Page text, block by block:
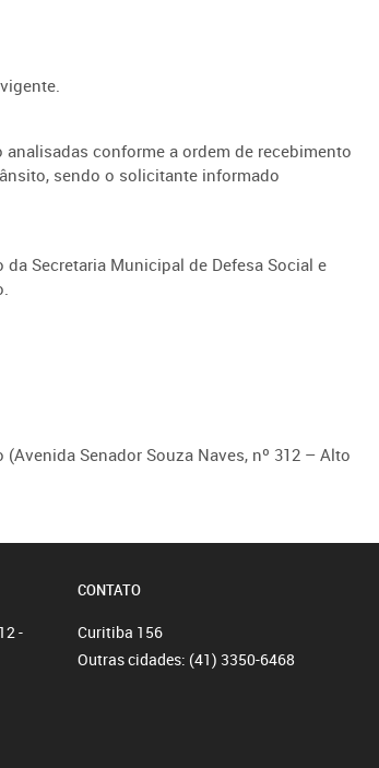
conforme a ordem de recebimento
sendo o solicitante informado
Secretaria Municipal de Defesa Social e
Senador Souza Naves, nº 312 – Alto
-
CONTATO
Curitiba 156
Outras cidades: (41) 3350-6468